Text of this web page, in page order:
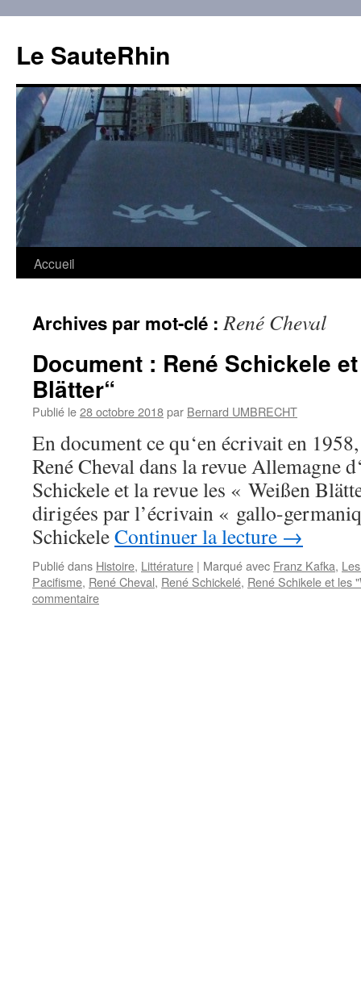
contenu
Le SauteRhin
Accueil
Archives par mot-clé :René Cheval
Document : René Schickele
Blätter“
Publié le28 octobre 2018par Bernard UMBRECHT
En document ce qu‘en écrivait en
René Cheval dans la revue Allemagne
Schickele et la revue les « Weißen
dirigées par l’écrivain « gallo-
SchickeleContinuer la lecture →
Publié dans Histoire, Littérature | Marqué avec Franz Kafka,
Pacifisme, René Cheval, René Schickelé, René Schikele et les
commentaire